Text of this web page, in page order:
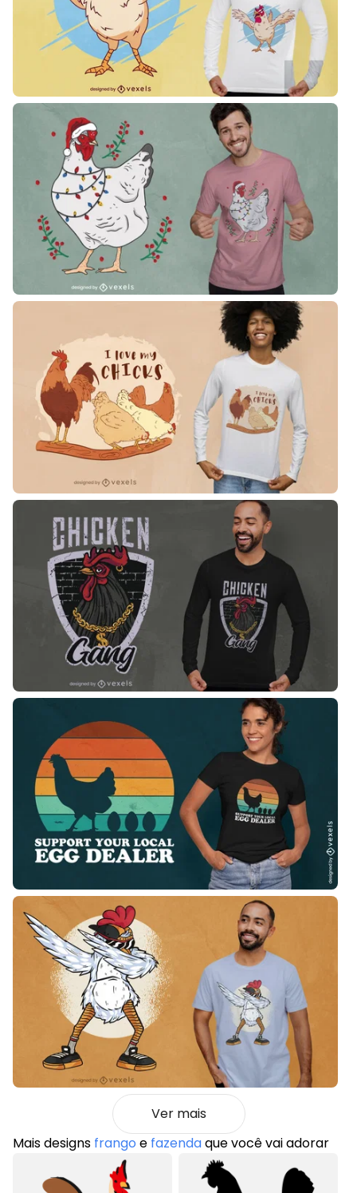
Ver mais
Mais designs frango e fazendaque você vai adorar